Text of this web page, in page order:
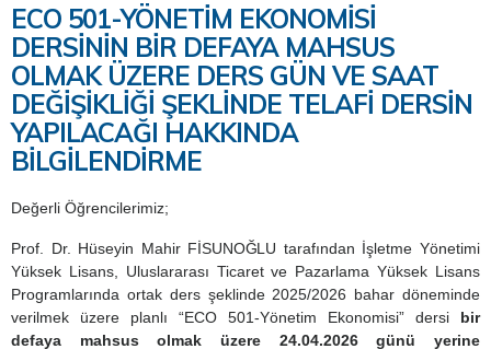
ECO 501-YÖNETİM EKONOMİSİ
DERSİNİN BİR DEFAYA MAHSUS
OLMAK ÜZERE DERS GÜN VE SAAT
DEĞİŞİKLİĞİ ŞEKLİNDE TELAFİ DERSİN
YAPILACAĞI HAKKINDA
BİLGİLENDİRME
Değerli Öğrencilerimiz;
Prof. Dr. Hüseyin MahirFİSUNOĞLU tarafından İşletme Yönetimi
Yüksek Lisans, Uluslararası Ticaret ve Pazarlama Yüksek Lisans
Programlarında ortak ders şeklinde 2025/2026 bahar döneminde
verilmek üzere planlı “ECO 501-Yönetim Ekonomisi” dersi bir
defaya mahsus olmak üzere 24.04.2026 günü yerine